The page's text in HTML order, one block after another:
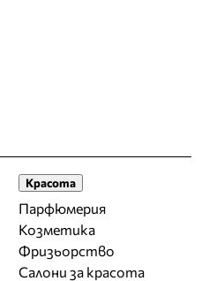
Красота
Парфюмерия
Козметика
Фризьорство
Салони за красота